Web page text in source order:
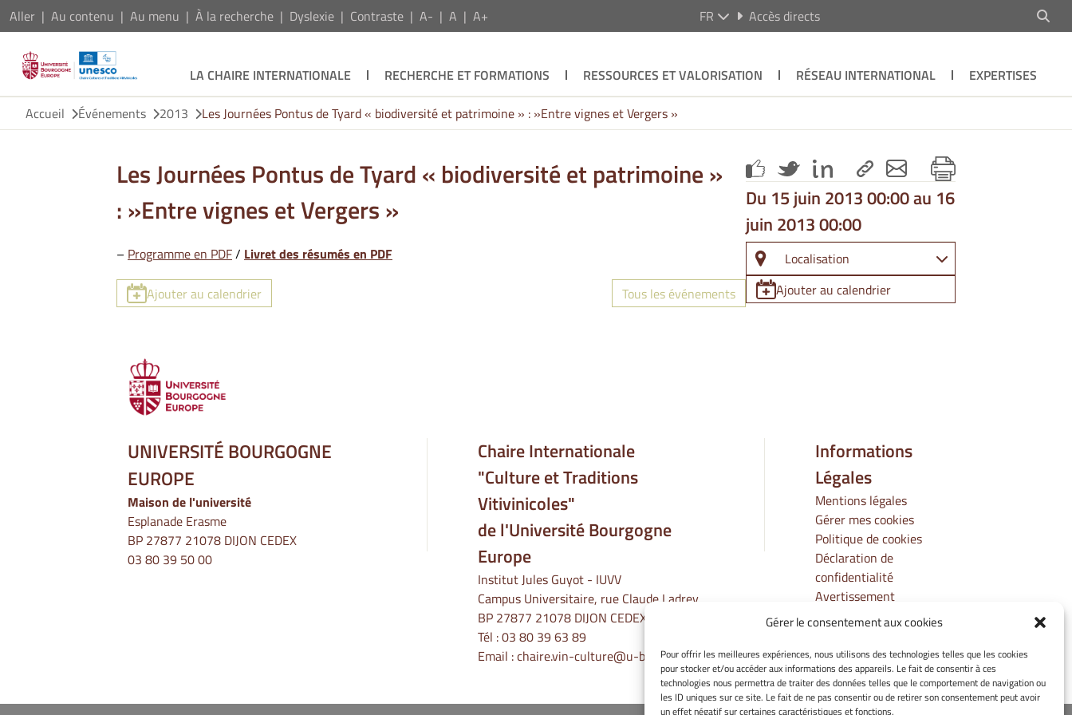
Gérer le consentement aux cookies
Pour offrir les meilleures expériences, nous utilisons des technologies telles que les cookies
pour stocker et/ou accéder aux informations des appareils. Le fait de consentir à ces
technologies nous permettra de traiter des données telles que le comportement de navigation ou
les ID uniques sur ce site. Le fait de ne pas consentir ou de retirer son consentement peut avoir
un effet négatif sur certaines caractéristiques et fonctions.
Aller Au contenu Au menu À la recherche Dyslexie Contraste A- A A+ FR Accès directs
LA CHAIRE INTERNATIONALE RECHERCHE ET FORMATIONS RESSOURCES ET VALORISATION RÉSEAU INTERNATIONAL
EXPERTISES
Accueil
Événements 2013 Les Journées Pontus de Tyard « biodiversité et patrimoine » : »Entre vignes et Vergers »
Les Journées Pontus de Tyard « biodiversité et patrimoine »
: »Entre vignes et Vergers »
– Programme en PDF/ Livret des résumés en PDF
Ajouter au calendrier Tous les événements
Du 15 juin 2013 00:00 au 16
juin 2013 00:00
Localisation
Ajouter au calendrier
UNIVERSITÉ BOURGOGNE
EUROPE
Maison de l'université
Esplanade Erasme
BP 27877 21078 DIJON CEDEX
03 80 39 50 00
Chaire Internationale
"Culture et Traditions
Vitivinicoles"
de l'Université Bourgogne
Europe
Institut Jules Guyot - IUVV
Campus Universitaire, rue Claude Ladrey
BP 27877 21078 DIJON CEDEX
Tél :03 80 39 63 89
Email :chaire.vin-culture@u-bourgogne.fr
Informations
Légales
Mentions légales
Gérer mes cookies
Politique de cookies
Déclaration de
confidentialité
Avertissement